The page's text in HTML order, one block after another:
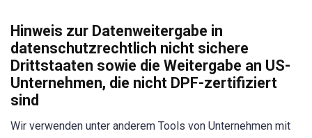
Hinweis zur Datenweitergabe in
datenschutzrechtlich nicht sichere
Drittstaaten sowie die Weitergabe an US-
Unternehmen, die nicht DPF-zertifiziert
sind
Wir verwenden unter anderem Tools von Unternehmen mit